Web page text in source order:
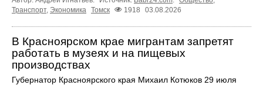
Транспорт, Экономика Томск 1918 03.08.2026
В Красноярском крае мигрантам запретят
работать в музеях и на пищевых
производствах
Губернатор Красноярского края Михаил Котюков 29 июля